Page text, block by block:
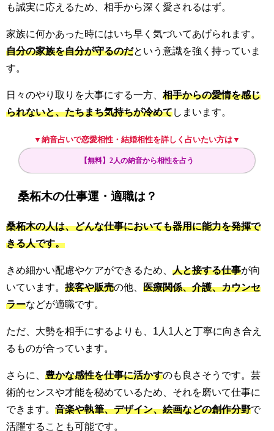
も誠実に応えるため、相手から深く愛されるはず。
家族に何かあった時にはいち早く気づいてあげられます。
自分の家族を自分が守るのだという意識を強く持っていま
す。
日々のやり取りを大事にする一方、 相手からの愛情を感じ
られないと、たちまち気持ちが冷めてしまいます。
▼納音占いで恋愛相性・結婚相性を詳しく占いたい方は▼
【無料】2人の納音から相性を占う
桑柘木の仕事運・適職は？
桑柘木の人は、どんな仕事においても器用に能力を発揮で
きる人です。
きめ細かい配慮やケアができるため、 人と接する仕事が向
いています。 接客や販売の他、 医療関係、介護、カウンセ
ラーなどが適職です。
ただ、大勢を相手にするよりも、1人1人と丁寧に向き合え
るものが合っています。
さらに、 豊かな感性を仕事に活かすのも良さそうです。芸
術的センスや才能を秘めているため、それを磨いて仕事に
できます。 音楽や執筆、デザイン、絵画などの創作分野で
活躍することも可能です。